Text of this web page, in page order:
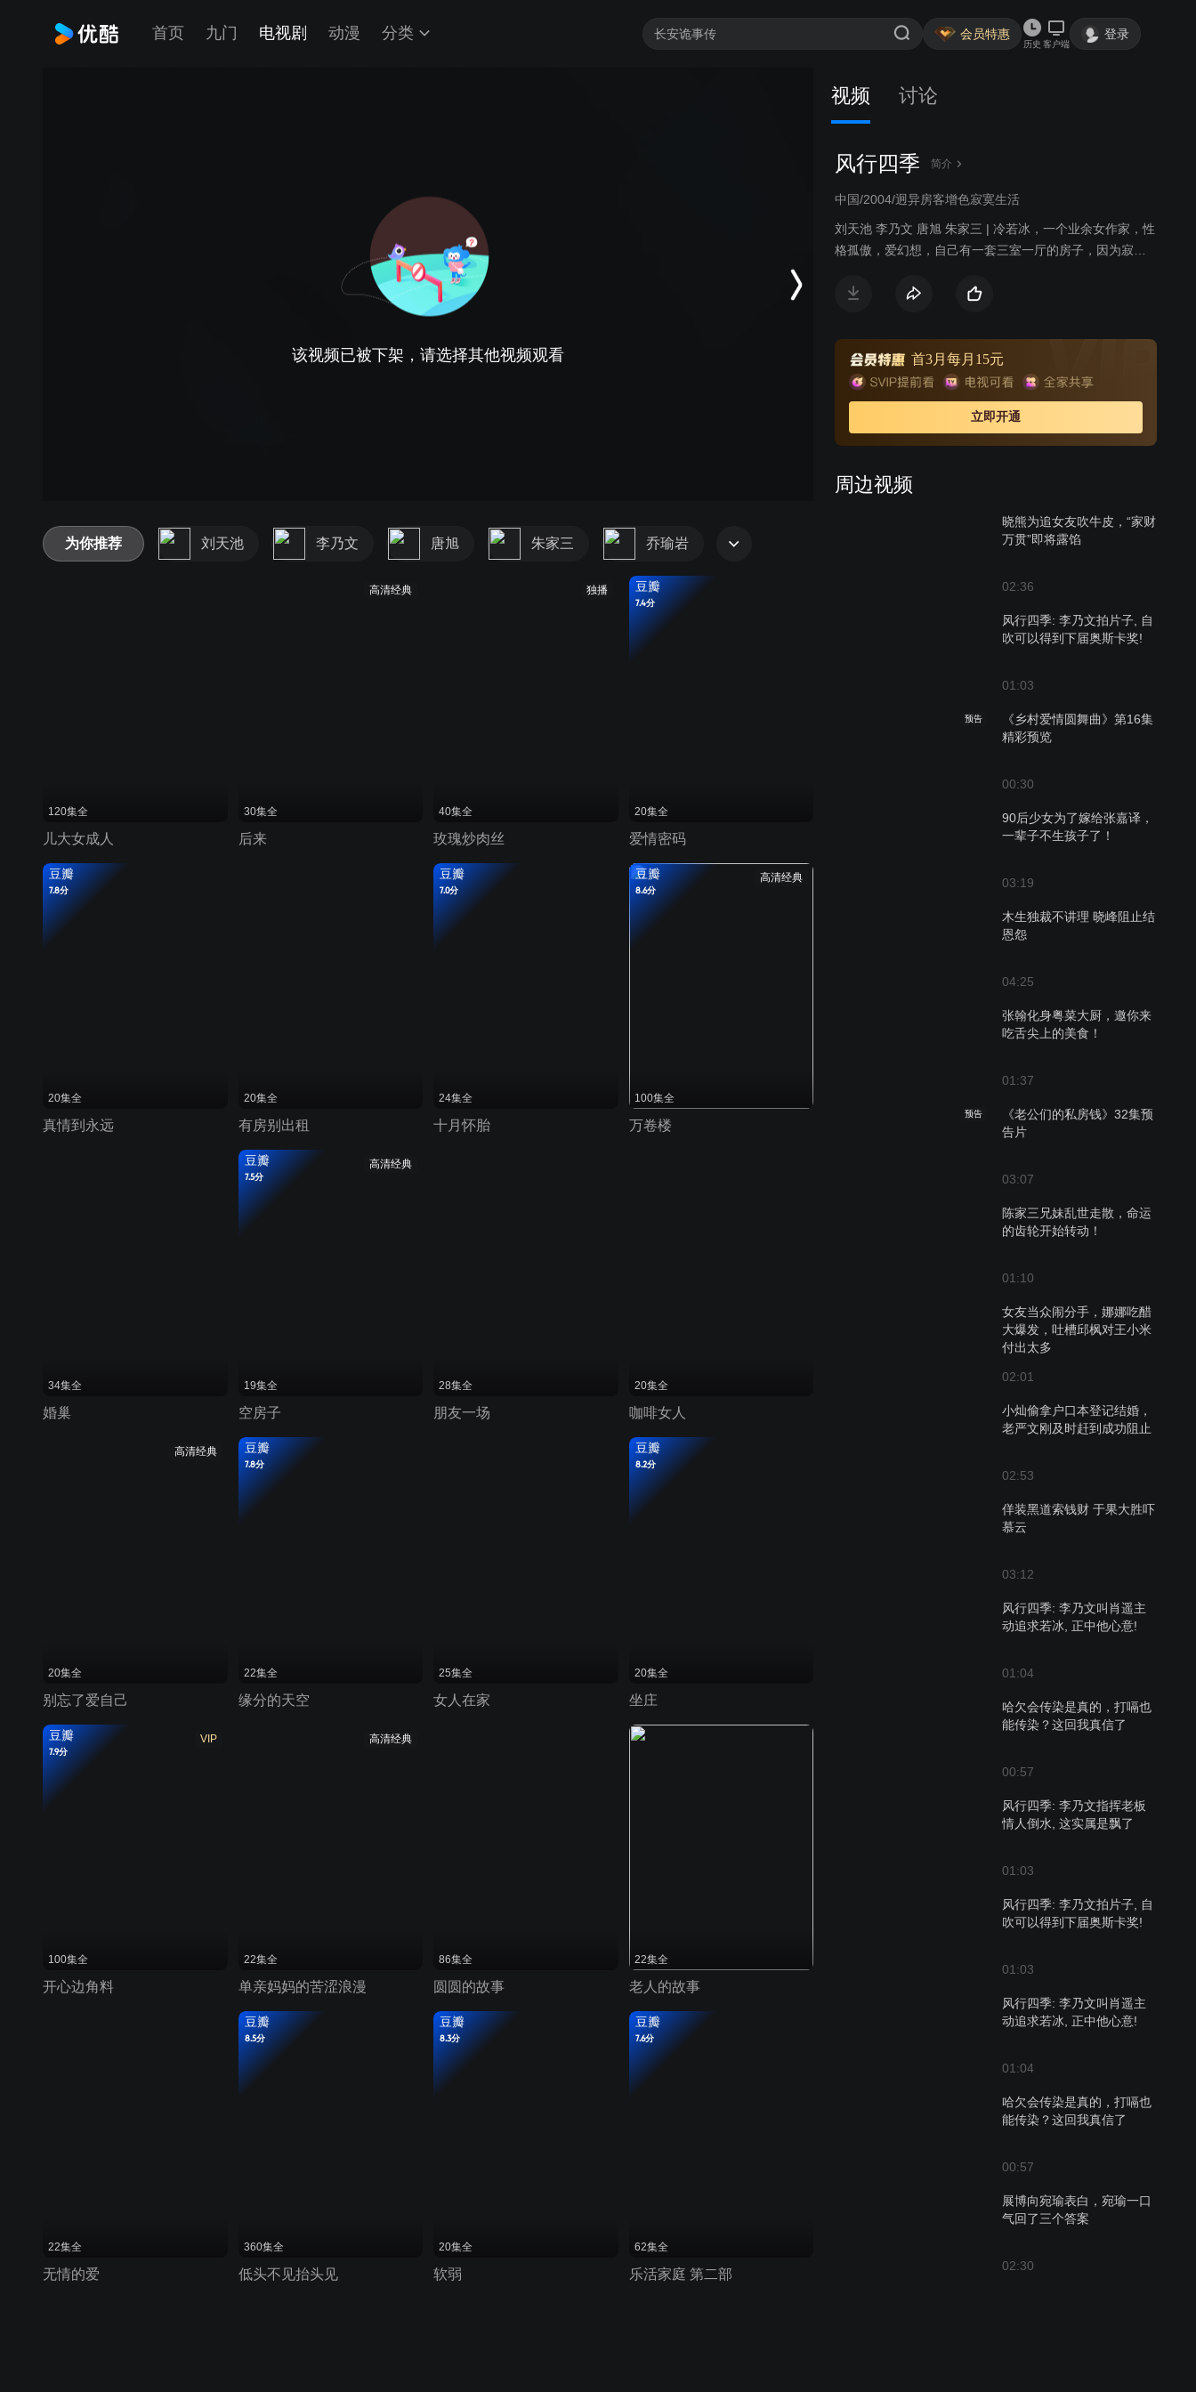
首页 九门 电视剧 动漫 分类 会员特惠
历史 客户端
登录
该视频已被下架，请选择其他视频观看
视频 讨论
风行四季 简介
中国/2004/迥异房客增色寂寞生活
刘天池 李乃文 唐旭 朱家三 | 冷若冰，一个业余女作家，性
格孤傲，爱幻想，自己有一套三室一厅的房子，因为寂
是一个闲不住的人；肖遥，健身教练，外表很男人，内心
于是，几个性格迥异的人开始了一个屋檐下的生活。
首3月每月15元
立即开通
周边视频
晓熊为追女友吹牛皮，“家财
万贯”即将露馅
02:36
风行四季: 李乃文拍片子, 自
吹可以得到下届奥斯卡奖!
01:03
预告
《乡村爱情圆舞曲》第16集
精彩预览
00:30
90后少女为了嫁给张嘉译，
一辈子不生孩子了！
03:19
木生独裁不讲理 晓峰阻止结
恩怨
04:25
张翰化身粤菜大厨，邀你来
吃舌尖上的美食！
01:37
预告
《老公们的私房钱》32集预
告片
03:07
陈家三兄妹乱世走散，命运
的齿轮开始转动！
01:10
女友当众闹分手，娜娜吃醋
大爆发，吐槽邱枫对王小米
付出太多
02:01
小灿偷拿户口本登记结婚，
老严文刚及时赶到成功阻止
02:53
佯装黑道索钱财 于果大胜吓
慕云
03:12
风行四季: 李乃文叫肖遥主
动追求若冰, 正中他心意!
01:04
哈欠会传染是真的，打嗝也
能传染？这回我真信了
00:57
风行四季: 李乃文指挥老板
情人倒水, 这实属是飘了
01:03
风行四季: 李乃文拍片子, 自
吹可以得到下届奥斯卡奖!
01:03
风行四季: 李乃文叫肖遥主
动追求若冰, 正中他心意!
01:04
哈欠会传染是真的，打嗝也
能传染？这回我真信了
00:57
展博向宛瑜表白，宛瑜一口
气回了三个答案
02:30
为你推荐 刘天池 李乃文 唐旭 朱家三 乔瑜岩
120集全
儿大女成人
高清经典
30集全
后来
独播
40集全
玫瑰炒肉丝
豆瓣
7.4分
20集全
爱情密码
豆瓣
7.8分
20集全
真情到永远
20集全
有房别出租
豆瓣
7.0分
24集全
十月怀胎
高清经典
豆瓣
8.6分
100集全
万卷楼
34集全
婚巢
高清经典
豆瓣
7.5分
19集全
空房子
28集全
朋友一场
20集全
咖啡女人
高清经典
20集全
别忘了爱自己
豆瓣
7.8分
22集全
缘分的天空
25集全
女人在家
豆瓣
8.2分
20集全
坐庄
VIP
豆瓣
7.9分
100集全
开心边角料
高清经典
22集全
单亲妈妈的苦涩浪漫
86集全
圆圆的故事
22集全
老人的故事
22集全
无情的爱
豆瓣
8.5分
360集全
低头不见抬头见
豆瓣
8.3分
20集全
软弱
豆瓣
7.6分
62集全
乐活家庭 第二部